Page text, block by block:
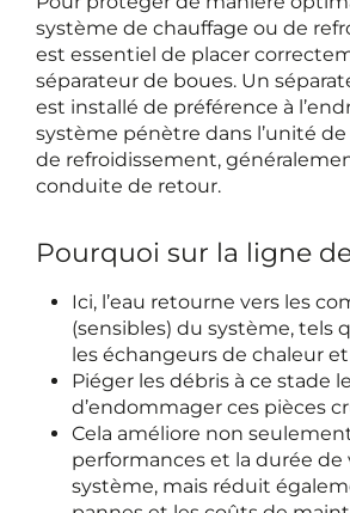
système de chauffage ou de
est essentiel de placer
séparateur de boues. Un
est installé de préférence à
système pénètre dans l’unité
de refroidissement,
conduite de retour.
Pourquoi sur la ligne
Ici, l’eau retourne vers les
(sensibles) du système, tels
les échangeurs de chaleur
Piéger les débris à ce stade
d’endommager ces pièces
Cela améliore non
performances et la durée de
système, mais réduit